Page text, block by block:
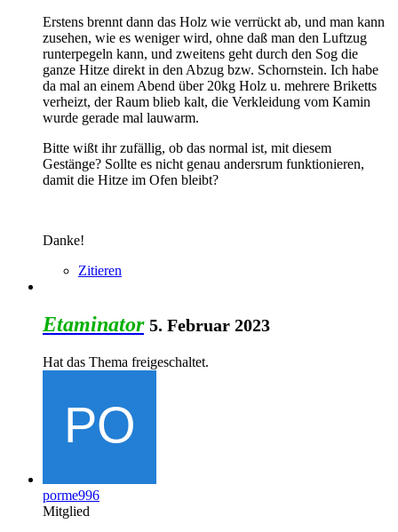
Erstens brennt dann das Holz wie verrückt ab, und man kann
zusehen, wie es weniger wird, ohne daß man den Luftzug
runterpegeln kann, und zweitens geht durch den Sog die
ganze Hitze direkt in den Abzug bzw. Schornstein. Ich habe
da mal an einem Abend über 20kg Holz u. mehrere Briketts
verheizt, der Raum blieb kalt, die Verkleidung vom Kamin
wurde gerade mal lauwarm.
Bitte wißt ihr zufällig, ob das normal ist, mit diesem
Gestänge? Sollte es nicht genau andersrum funktionieren,
damit die Hitze im Ofen bleibt?
Danke!
Zitieren
Etaminator 5. Februar 2023
Hat das Thema freigeschaltet.
porme996
Mitglied